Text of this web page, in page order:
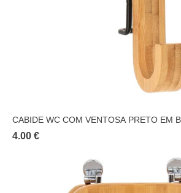
CABIDE WC COM VENTOSA PRETO EM
4.00 €